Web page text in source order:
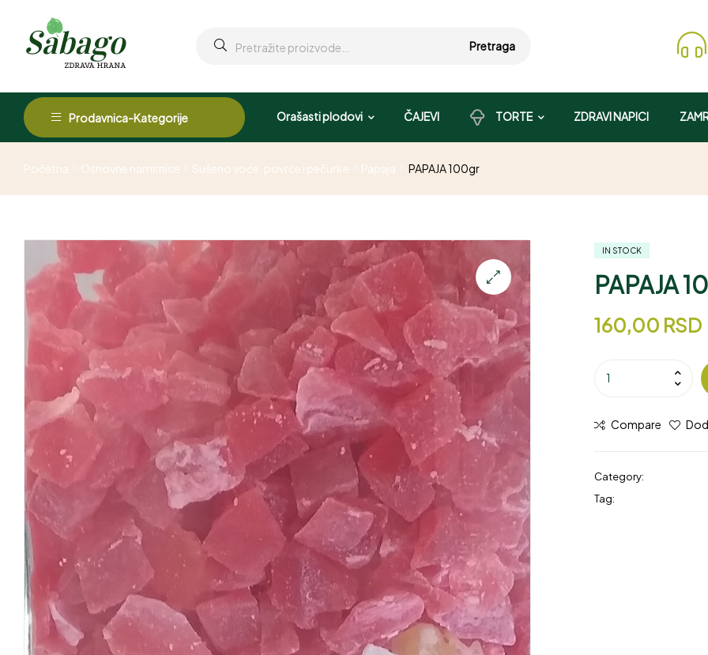
Pretraga
Prodavnica-Kategorije Orašasti plodovi ČAJEVI TORTE ZDRAVI NAPICI
Početna Osnovne namirnice Sušeno voće, povrće i pečurke Papaja PAPAJA 100gr
IN STOCK
PAPAJA
160,00 RSD
Compare
Category:
Tag: